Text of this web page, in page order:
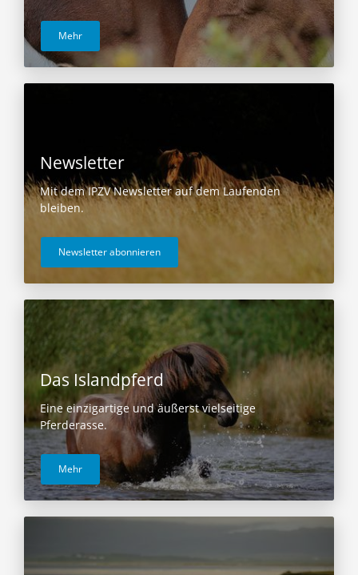
Mehr
Newsletter
Mit dem IPZV Newsletter auf dem Laufenden
bleiben.
Newsletter abonnieren
Das Islandpferd
Eine einzigartige und äußerst vielseitige
Pferderasse.
Mehr